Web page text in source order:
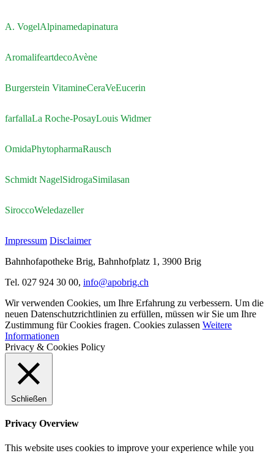
A. VogelAlpinamedapinatura
AromalifeartdecoAvène
Burgerstein VitamineCeraVeEucerin
farfallaLa Roche-PosayLouis Widmer
OmidaPhytopharmaRausch
Schmidt NagelSidrogaSimilasan
SiroccoWeledazeller
Impressum Disclaimer
Bahnhofapotheke Brig, Bahnhofplatz 1, 3900 Brig
Tel. 027 924 30 00, info@apobrig.ch
Wir verwenden Cookies, um Ihre Erfahrung zu verbessern. Um die
neuen Datenschutzrichtlinien zu erfüllen, müssen wir Sie um Ihre
Zustimmung für Cookies fragen. Cookies zulassen Weitere
Informationen
Privacy & Cookies Policy
Schließen
Privacy Overview
This website uses cookies to improve your experience while you